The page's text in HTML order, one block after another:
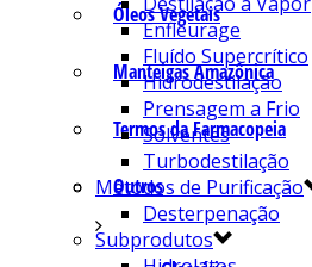
Óleos Vegetais
Manteigas Amazônica
Termos da Farmacopeia
Outros
Enfleurage
Fluído Supercrítico
Hidrodestilação
Prensagem a Frio
Solventes
Turbodestilação
Métodos de Purificação
Desterpenação
Subprodutos